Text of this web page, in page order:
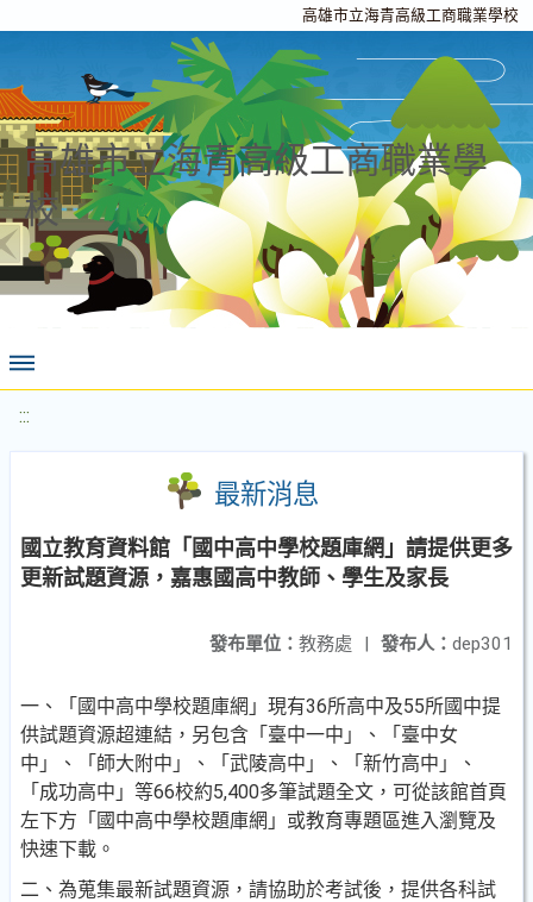
高雄市立海青高級工商職業學校
高雄市立海青高級工商職業學
校
:::
最新消息
國立教育資料館「國中高中學校題庫網」請提供更多
更新試題資源，嘉惠國高中教師、學生及家長
發布人： dep301
發布單位： 教務處 |
一、「國中高中學校題庫網」現有36所高中及55所國中提
供試題資源超連結，另包含「臺中一中」、「臺中女
中」、「師大附中」、「武陵高中」、「新竹高中」、
「成功高中」等66校約5,400多筆試題全文，可從該館首頁
左下方「國中高中學校題庫網」或教育專題區進入瀏覽及
快速下載。
二、為蒐集最新試題資源，請協助於考試後，提供各科試